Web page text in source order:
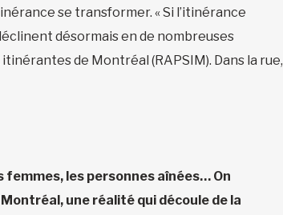
se transformer. « Si l’itinérance
désormais en de nombreuses
de Montréal (RAPSIM). Dans la rue,
femmes, les personnes aînées… On
une réalité qui découle de la